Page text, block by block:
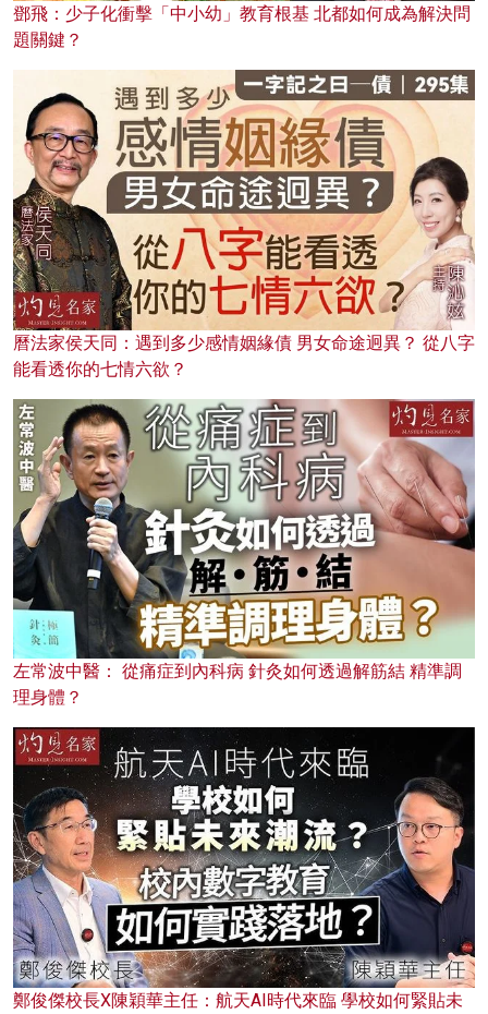
鄧飛：少子化衝擊「中小幼」教育根基 北都如何成為解決問
題關鍵？
曆法家侯天同：遇到多少感情姻緣債 男女命途迥異？ 從八字
能看透你的七情六欲？
左常波中醫： 從痛症到內科病 針灸如何透過解筋結 精準調
理身體？
鄭俊傑校長X陳穎華主任：航天AI時代來臨 學校如何緊貼未